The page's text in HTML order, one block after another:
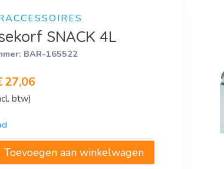
SNACK 4L
BAR-165522
was:
27,06Huidige
€27,06.
btw)
Toevoegen aan winkelwagen